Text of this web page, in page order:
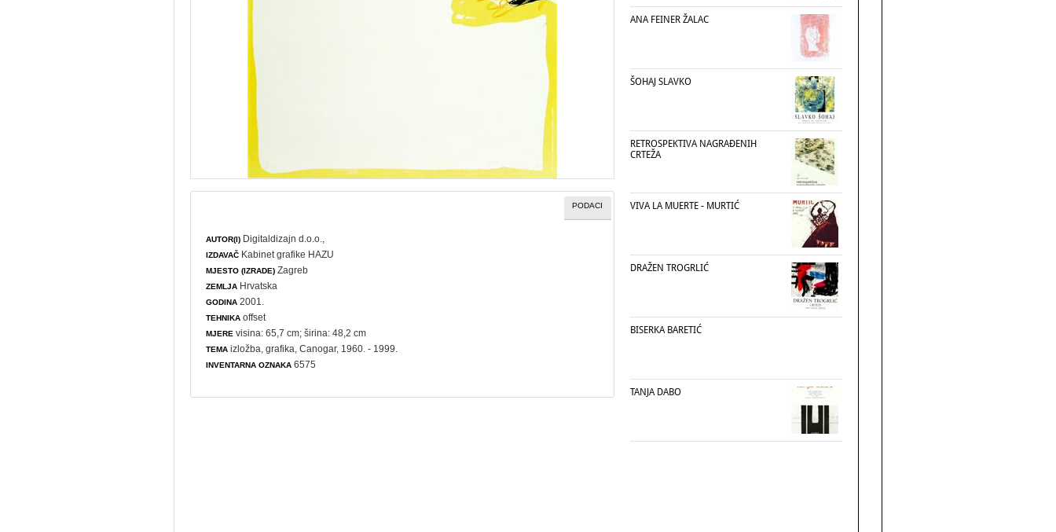
PODACI
AUTOR(I) Digitaldizajn d.o.o.,
IZDAVAČ Kabinet grafike HAZU
MJESTO (IZRADE) Zagreb
ZEMLJA Hrvatska
GODINA 2001.
TEHNIKA offset
MJERE visina: 65,7 cm; širina: 48,2 cm
TEMA izložba ,grafika , Canogar, 1960. - 1999.
INVENTARNA OZNAKA 6575
ANA FEINER ŽALAC
ŠOHAJ SLAVKO
RETROSPEKTIVA NAGRAĐENIH
CRTEŽA
VIVA LA MUERTE - MURTIĆ
DRAŽEN TROGRLIĆ
BISERKA BARETIĆ
TANJA DABO